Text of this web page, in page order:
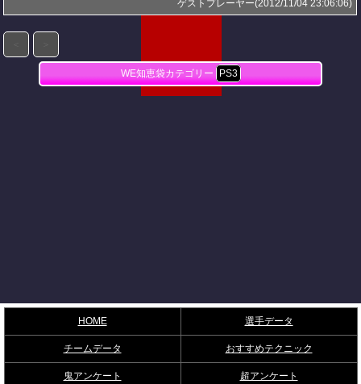
ゲストプレーヤー(2012/11/04 23:06:06)
WE知恵袋カテゴリー PS3
HOME 選手データ
チームデータ おすすめテクニック
鬼アンケート 超アンケート